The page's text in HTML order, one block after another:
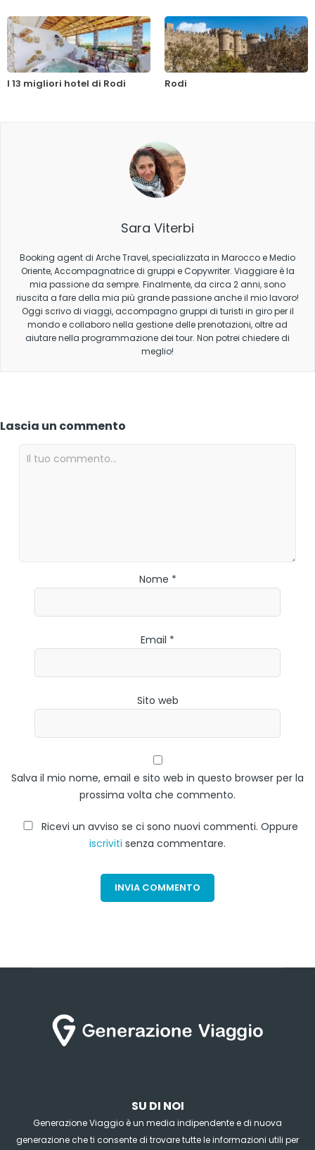
I 13 migliori hotel di Rodi Rodi
Sara Viterbi
Booking agent di Arche Travel, specializzata in Marocco e Medio
Oriente, Accompagnatrice di gruppi e Copywriter. Viaggiare è la
mia passione da sempre. Finalmente, da circa 2 anni, sono
riuscita a fare della mia più grande passione anche il mio lavoro!
Oggi scrivo di viaggi, accompagno gruppi di turisti in giro per il
mondo e collaboro nella gestione delle prenotazioni, oltre ad
aiutare nella programmazione dei tour. Non potrei chiedere di
meglio!
Lascia un commento
Nome *
Email *
Sito web
Salva il mio nome, email e sito web in questo browser per la
prossima volta che commento.
Ricevi un avviso se ci sono nuovi commenti. Oppure
iscriviti senza commentare.
SU DI NOI
Generazione Viaggio è un media indipendente e di nuova
generazione che ti consente di trovare tutte le informazioni utili per